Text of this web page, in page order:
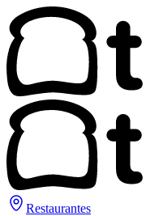
Restaurantes